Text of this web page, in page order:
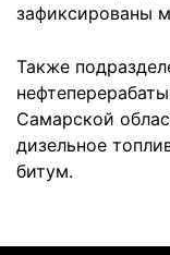
зафиксированы
Также
Самарской
дизельное
битум.